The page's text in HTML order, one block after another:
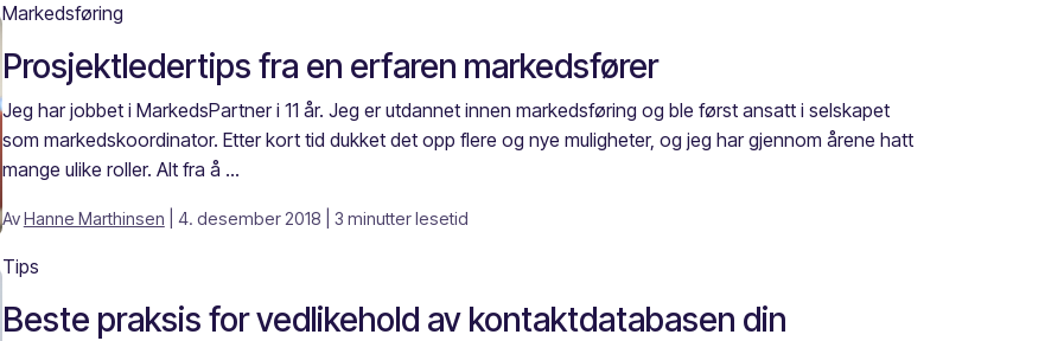
Markedsføring
Prosjektledertips fra en erfaren markedsfører
Jeg har jobbet i MarkedsPartner i 11 år. Jeg er utdannet innen markedsføring og ble først ansatt i selskapet
som markedskoordinator. Etter kort tid dukket det opp flere og nye muligheter, og jeg har gjennom årene hatt
mange ulike roller. Alt fra å ...
AvHanne Marthinsen | 4. desember 2018 | 3 minutter lesetid
Tips
Beste praksis for vedlikehold av kontaktdatabasen din